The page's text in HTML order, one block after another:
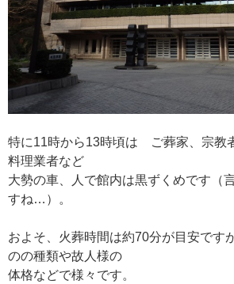
特に11時から13時頃は ご葬家、宗教
料理業者など
大勢の車、人で館内は黒ずくめです（
すね…）。
およそ、火葬時間は約70分が目安で
のの種類や故人様の
体格などで様々です。